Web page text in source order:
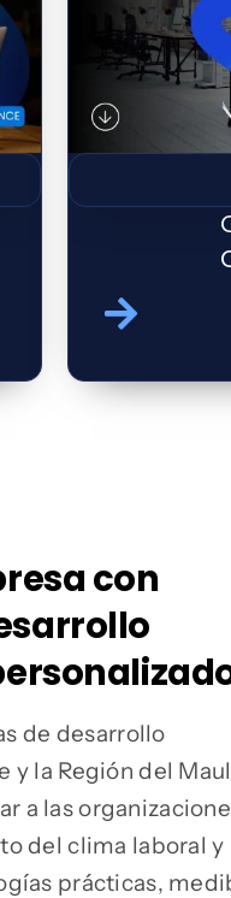
con
de desarrollo
y la Región del
a las
del clima laboral y
prácticas,